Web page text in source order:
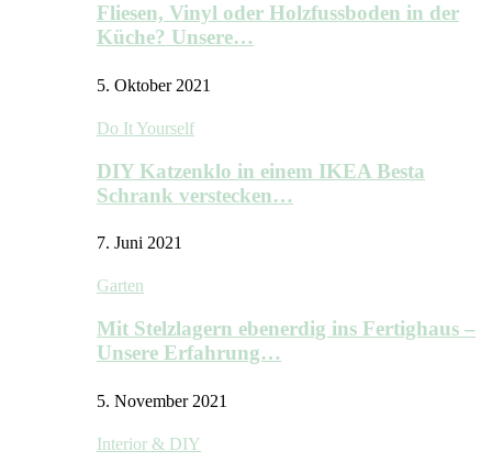
Fliesen, Vinyl oder Holzfussboden in der
Küche? Unsere…
5. Oktober 2021
Do It Yourself
DIY Katzenklo in einem IKEA Besta
Schrank verstecken…
7. Juni 2021
Garten
Mit Stelzlagern ebenerdig ins Fertighaus –
Unsere Erfahrung…
5. November 2021
Interior & DIY